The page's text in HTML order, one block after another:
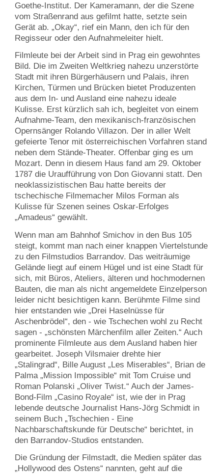
Goethe-Institut. Der Kameramann, der die Szene
vom Straßenrand aus gefilmt hatte, setzte sein
Gerät ab. „Okay“, rief ein Mann, den ich für den
Regisseur oder den Aufnahmeleiter hielt.
Filmleute bei der Arbeit sind in Prag ein gewohntes
Bild. Die im Zweiten Weltkrieg nahezu unzerstörte
Stadt mit ihren Bürgerhäusern und Palais, ihren
Kirchen, Türmen und Brücken bietet Produzenten
aus dem In- und Ausland eine nahezu ideale
Kulisse. Erst kürzlich sah ich, begleitet von einem
Aufnahme-Team, den mexikanisch-französischen
Opernsänger Rolando Villazon. Der in aller Welt
gefeierte Tenor mit österreichischen Vorfahren stand
neben dem Stände-Theater. Offenbar ging es um
Mozart. Denn in diesem Haus fand am 29. Oktober
1787 die Uraufführung von Don Giovanni statt. Den
neoklassizistischen Bau hatte bereits der
tschechische Filmemacher Milos Forman als
Kulisse für Szenen seines Oskar-Erfolges
„Amadeus“ gewählt.
Wenn man am Bahnhof Smichov in den Bus 105
steigt, kommt man nach einer knappen Viertelstunde
zu den Filmstudios Barrandov. Das weiträumige
Gelände liegt auf einem Hügel und ist eine Stadt für
sich, mit Büros, Ateliers, älteren und hochmodernen
Bauten, die man als nicht angemeldete Einzelperson
leider nicht besichtigen kann. Berühmte Filme sind
hier entstanden wie „Drei Haselnüsse für
Aschenbrödel“, den - wie Tschechen wohl zu Recht
sagen - „schönsten Märchenfilm aller Zeiten.“ Auch
prominente Filmleute aus dem Ausland haben hier
gearbeitet. Joseph Vilsmaier drehte hier
„Stalingrad“, Bille August „Les Miserables“, Brian de
Palma „Mission Impossible“ mit Tom Cruise und
Roman Polanski „Oliver Twist.“ Auch der James-
Bond-Film „Casino Royale“ ist, wie der in Prag
lebende deutsche Journalist Hans-Jörg Schmidt in
seinem Buch „Tschechien - Eine
Nachbarschaftskunde für Deutsche“ berichtet, in
den Barrandov-Studios entstanden.
Die Gründung der Filmstadt, die Medien später das
„Hollywood des Ostens“ nannten, geht auf die